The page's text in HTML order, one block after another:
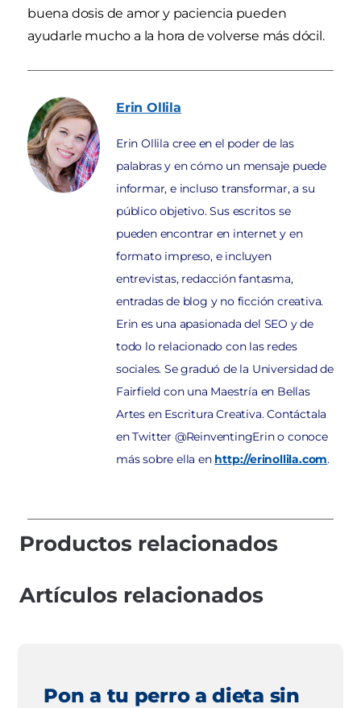
buena dosis de amor y paciencia pueden
ayudarle mucho a la hora de volverse más dócil.
Erin Ollila
Erin Ollila cree en el poder de las
palabras y en cómo un mensaje puede
informar, e incluso transformar, a su
público objetivo. Sus escritos se
pueden encontrar en internet y en
formato impreso, e incluyen
entrevistas, redacción fantasma,
entradas de blog y no ficción creativa.
Erin es una apasionada del SEO y de
todo lo relacionado con las redes
sociales. Se graduó de la Universidad de
Fairfield con una Maestría en Bellas
Artes en Escritura Creativa. Contáctala
en Twitter @ReinventingErin o conoce
más sobre ella en http://erinollila.com.
Productos relacionados
Artículos relacionados
Pon a tu perro a dieta sin